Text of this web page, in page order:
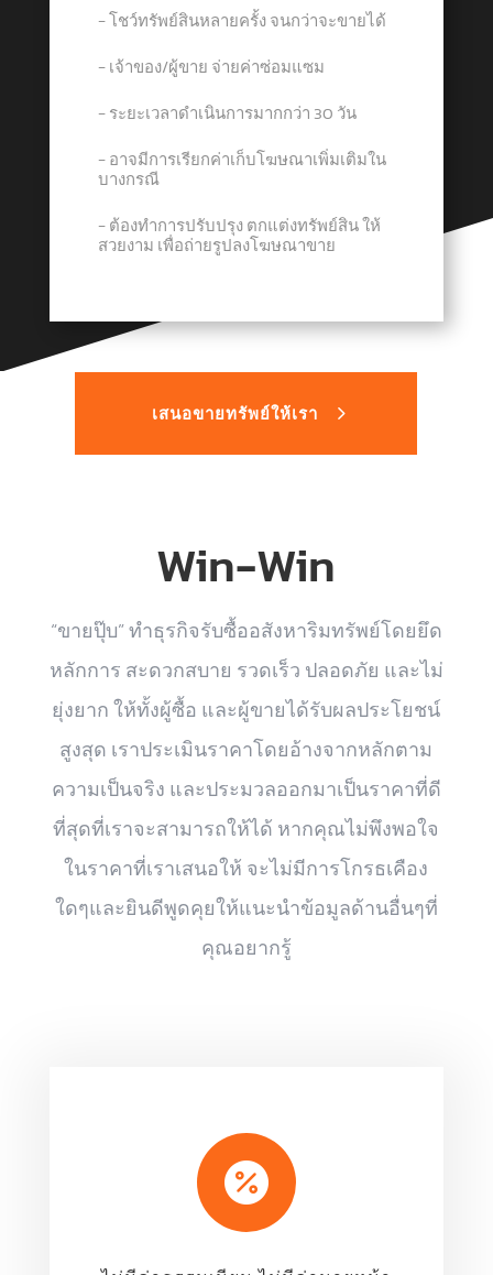
− โชว์ทรัพย์สินหลายครั้ง จนกว่าจะขายได้
− เจ้าของ/ผู้ขาย จ่ายค่าซ่อมแซม
− ระยะเวลาดำเนินการมากกว่า 30 วัน
− อาจมีการเรียกค่าเก็บโฆษณาเพิ่มเติมใน
บางกรณี
− ต้องทำการปรับปรุง ตกแต่งทรัพย์สิน ให้
สวยงาม เพื่อถ่ายรูปลงโฆษณาขาย
เสนอขายทรัพย์ให้เรา
Win-Win
“ขายปุ๊บ” ทำธุรกิจรับซื้ออสังหาริมทรัพย์โดยยึด
หลักการ สะดวกสบาย รวดเร็ว ปลอดภัย และไม่
ยุ่งยาก ให้ทั้งผู้ซื้อ และผู้ขายได้รับผลประโยชน์
สูงสุด เราประเมินราคาโดยอ้างจากหลักตาม
ความเป็นจริง และประมวลออกมาเป็นราคาที่ดี
ที่สุดที่เราจะสามารถให้ได้ หากคุณไม่พึงพอใจ
ในราคาที่เราเสนอให้ จะไม่มีการโกรธเคือง
ใดๆและยินดีพูดคุยให้แนะนำข้อมูลด้านอื่นๆที่
คุณอยากรู้
